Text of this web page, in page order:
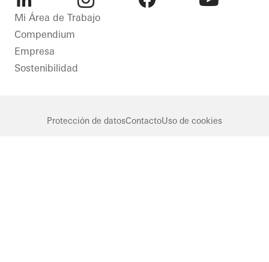
LinkedIn Instagram
Mi Área de Trabajo
Compendium
Empresa
Sostenibilidad
Protección de datosContactoUso de cookies